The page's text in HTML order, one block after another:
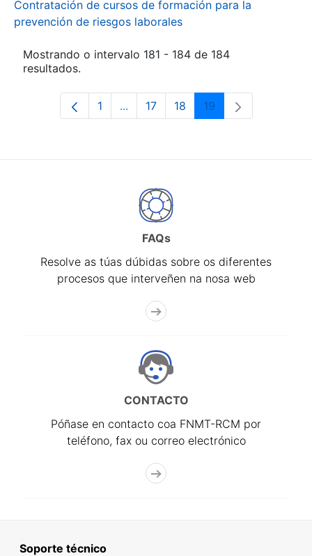
Contratación de cursos de formación para la
prevención de riesgos laborales
Mostrando o intervalo 181 - 184 de 184
resultados.
Páxina
1 ...Páxinas intermedias Use pestaña
Páxina
17 Páxina
18 Páxina
19
FAQs
Resolve as túas dúbidas sobre os diferentes
procesos que interveñen na nosa web
CONTACTO
Póñase en contacto coa FNMT-RCM por
teléfono, fax ou correo electrónico
Soporte técnico